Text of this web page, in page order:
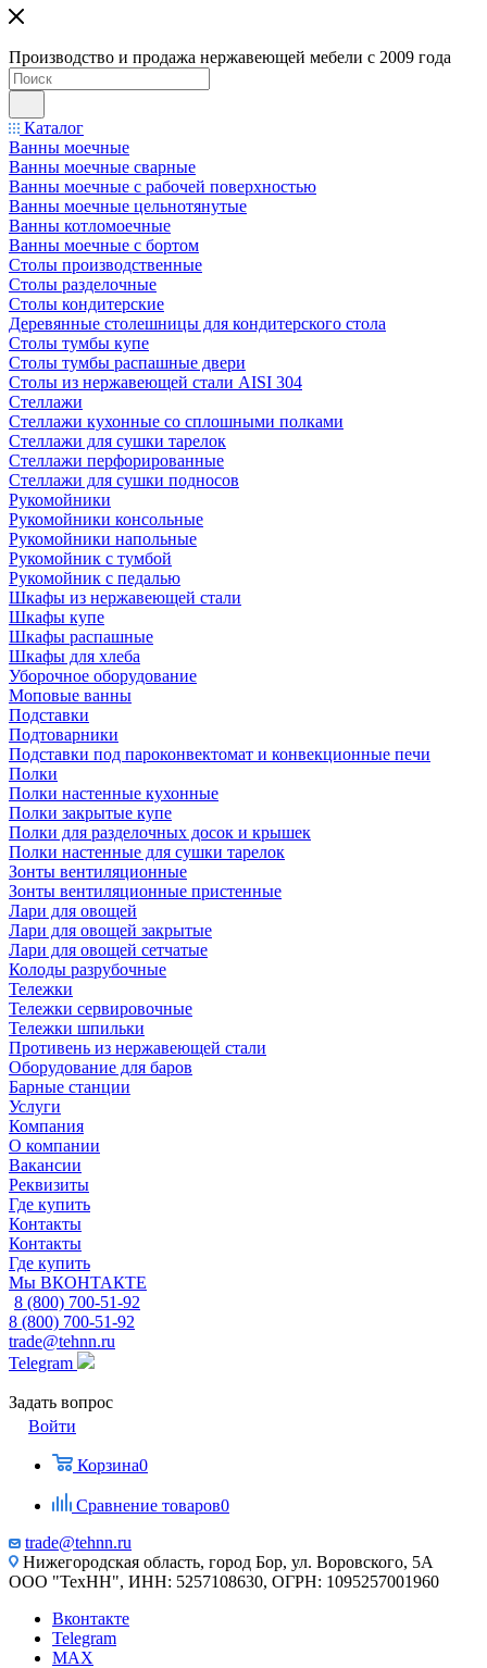
Производство и продажа нержавеющей мебели с 2009 года
Каталог
Ванны моечные
Ванны моечные сварные
Ванны моечные с рабочей поверхностью
Ванны моечные цельнотянутые
Ванны котломоечные
Ванны моечные с бортом
Столы производственные
Столы разделочные
Столы кондитерские
Деревянные столешницы для кондитерского стола
Столы тумбы купе
Столы тумбы распашные двери
Столы из нержавеющей стали AISI 304
Стеллажи
Стеллажи кухонные со сплошными полками
Стеллажи для сушки тарелок
Стеллажи перфорированные
Стеллажи для сушки подносов
Рукомойники
Рукомойники консольные
Рукомойники напольные
Рукомойник с тумбой
Рукомойник с педалью
Шкафы из нержавеющей стали
Шкафы купе
Шкафы распашные
Шкафы для хлеба
Уборочное оборудование
Моповые ванны
Подставки
Подтоварники
Подставки под пароконвектомат и конвекционные печи
Полки
Полки настенные кухонные
Полки закрытые купе
Полки для разделочных досок и крышек
Полки настенные для сушки тарелок
Зонты вентиляционные
Зонты вентиляционные пристенные
Лари для овощей
Лари для овощей закрытые
Лари для овощей сетчатые
Колоды разрубочные
Тележки
Тележки сервировочные
Тележки шпильки
Противень из нержавеющей стали
Оборудование для баров
Барные станции
Услуги
Компания
О компании
Вакансии
Реквизиты
Где купить
Контакты
Контакты
Где купить
Мы ВКОНТАКТЕ
8 (800) 700-51-92
8 (800) 700-51-92
trade@tehnn.ru
Telegram
Задать вопрос
Войти
Корзина0
Сравнение товаров0
trade@tehnn.ru
Нижегородская область, город Бор, ул. Воровского, 5А
ООО "ТехНН", ИНН: 5257108630, ОГРН: 1095257001960
Вконтакте
Telegram
MAX